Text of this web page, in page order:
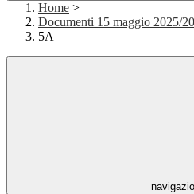
Home >
Documenti 15 maggio 2025/
5A